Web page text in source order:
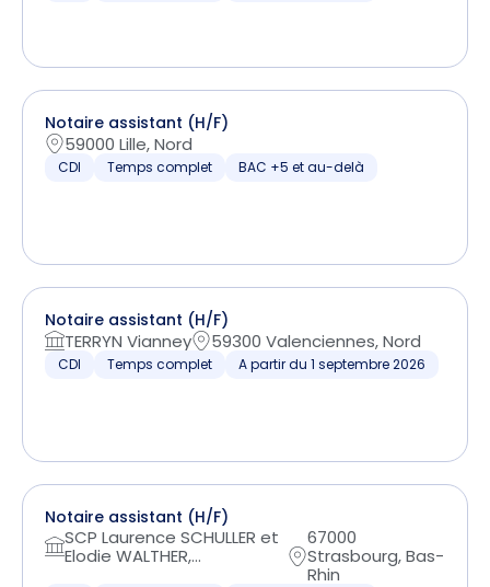
Notaire assistant (H/F)
59000 Lille, Nord
CDI Temps complet BAC +5 et au-delà
Notaire assistant (H/F)
TERRYN Vianney 59300 Valenciennes, Nord
CDI Temps complet A partir du 1 septembre 2026
Notaire assistant (H/F)
SCP Laurence SCHULLER et
Elodie WALTHER,...
67000
Strasbourg, Bas-
Rhin